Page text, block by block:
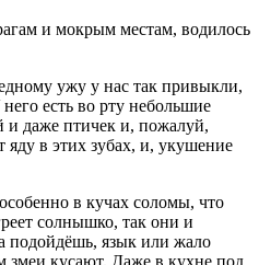
и мокрым местам, водилось
ужу у нас так привыкли,
есть во рту небольшие
даже птичек и, пожалуй,
в этих зубах, и, укушение
в кучах соломы, что
солнышко, так они и
подойдёшь, язык или жало
змеи кусают. Даже в кухне под